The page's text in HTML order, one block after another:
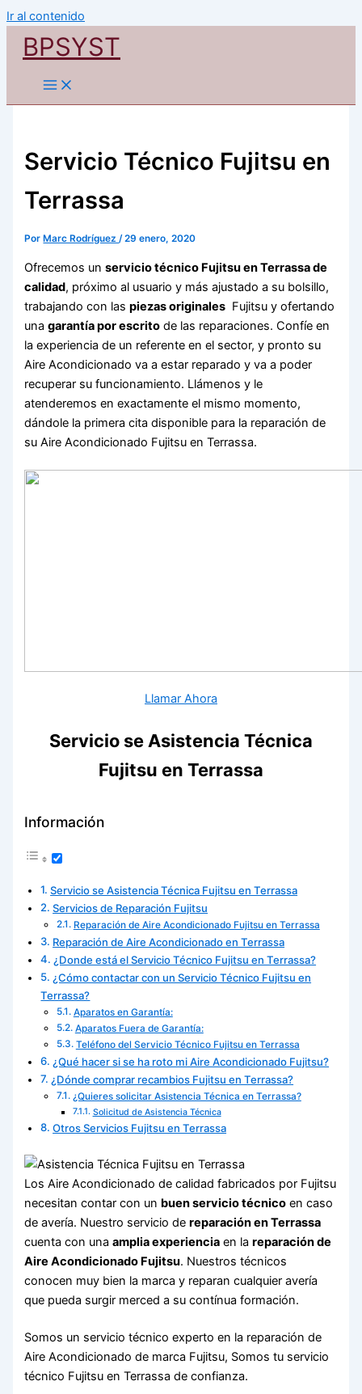
Ir al contenido
BPSYST
Servicio Técnico Fujitsu en
Terrassa
Por Marc Rodríguez/29 enero, 2020
Ofrecemos unservicio técnico Fujitsu en Terrassa de
calidad, próximo al usuario y más ajustado a su bolsillo,
trabajando con laspiezas originales Fujitsu y ofertando
unagarantía por escrito de las reparaciones. Confíe en
la experiencia de un referente en el sector, y pronto su
Aire Acondicionado va a estar reparado y va a poder
recuperar su funcionamiento. Llámenos y le
atenderemos en exactamente el mismo momento,
dándole la primera cita disponible para la reparación de
su Aire Acondicionado Fujitsu en Terrassa.
Llamar Ahora
Servicio se Asistencia Técnica
Fujitsu en Terrassa
Información
Servicio se Asistencia Técnica Fujitsu en Terrassa
Servicios de Reparación Fujitsu
Reparación de Aire Acondicionado Fujitsu en Terrassa
Reparación de Aire Acondicionado en Terrassa
¿Donde está el Servicio Técnico Fujitsu en Terrassa?
¿Cómo contactar con un Servicio Técnico Fujitsu en
Terrassa?
Aparatos en Garantía:
Aparatos Fuera de Garantía:
Teléfono del Servicio Técnico Fujitsu en Terrassa
¿Qué hacer si se ha roto mi Aire Acondicionado Fujitsu?
¿Dónde comprar recambios Fujitsu en Terrassa?
¿Quieres solicitar Asistencia Técnica en Terrassa?
Solicitud de Asistencia Técnica
Otros Servicios Fujitsu en Terrassa
Los Aire Acondicionado de calidad fabricados por Fujitsu
necesitan contar con un buen servicio técnico en caso
de avería. Nuestro servicio dereparación en Terrassa
cuenta con unaamplia experiencia en lareparación de
Aire Acondicionado Fujitsu. Nuestros técnicos
conocen muy bien la marca y reparan cualquier avería
que pueda surgir merced a su contínua formación.
Somos un servicio técnico experto en la reparación de
Aire Acondicionado de marca Fujitsu, Somos tu servicio
técnico Fujitsu en Terrassa de confianza.